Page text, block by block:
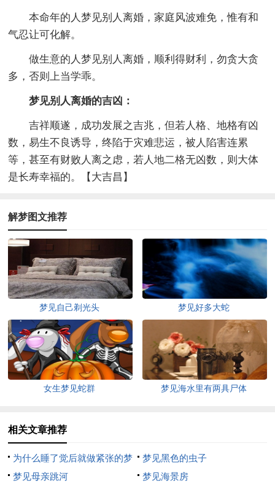
本命年的人梦见别人离婚，家庭风波难免，惟有和
气忍让可化解。
做生意的人梦见别人离婚，顺利得财利，勿贪大贪
多，否则上当学乖。
梦见别人离婚的吉凶：
吉祥顺遂，成功发展之吉兆，但若人格、地格有凶
数，易生不良诱导，终陷于灾难悲运，被人陷害连累
等，甚至有财败人离之虑，若人地二格无凶数，则大体
是长寿幸福的。【大吉昌】
解梦图文推荐
梦见自己剃光头 梦见好多大蛇
女生梦见蛇群 梦见海水里有两具尸体
相关文章推荐
为什么睡了觉后就做紧张的梦
梦见黑色的虫子
梦见母亲跳河
梦见海景房